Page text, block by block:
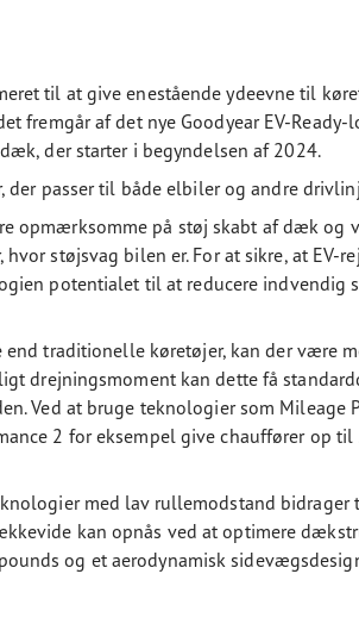
til at give enestående ydeevne til
fremgår af det nye Goodyear EV-Ready-
der starter i begyndelsen af ​​2024.
passer til både elbiler og andre
opmærksomme på støj skabt af dæk og
støjsvag bilen er. For at sikre, at EV-
potentialet til at reducere indvendig
end traditionelle køretøjer, kan der være
drejningsmoment kan dette få
Ved at bruge teknologier som Mileage
2 for eksempel give chauffører op til
med lav rullemodstand bidrager
kan opnås ved at optimere
og et aerodynamisk